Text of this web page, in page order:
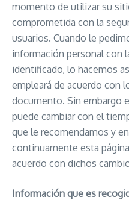
momento de utilizar su
comprometida con la
usuarios. Cuando le
información personal con
identificado, lo hacemos
empleará de acuerdo con
documento. Sin embargo
puede cambiar con el
que le recomendamos y
continuamente esta
acuerdo con dichos
Información que es